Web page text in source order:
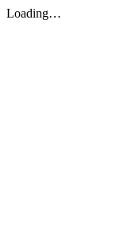
Loading…